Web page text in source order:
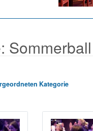
Kategorie